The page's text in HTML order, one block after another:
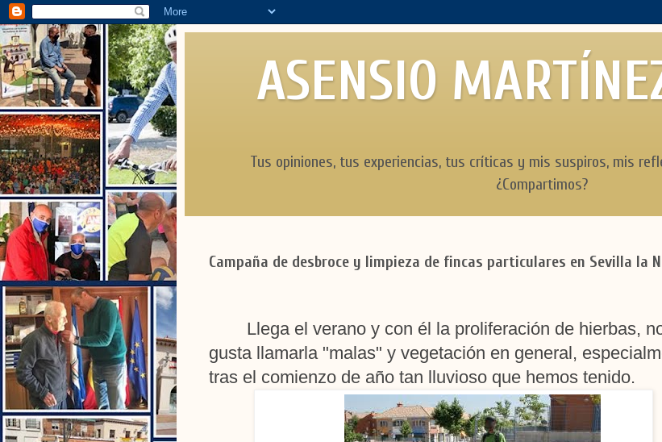
ASENSIO
Tus opiniones, tus experiencias, tus críticas y mis suspiros, mis
¿Compartimos?
Campaña de desbroce y limpieza de fincas particulares en Sevilla la
Llega el verano y con él la proliferación de hierbas,
gusta llamarla "malas" y vegetación en general,
tras el comienzo de año tan lluvioso que hemos tenido.